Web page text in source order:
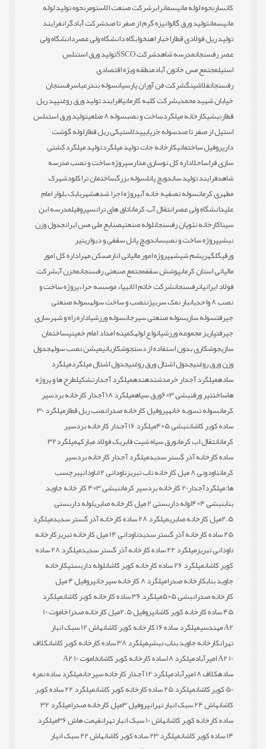
کانسارنحوه لوله مانیسمانرابرشرکت صنعت الاستومرنحوه تولید لوله
مانیسمانتولید ورق گالوانیزه گرم از صفر تا صدشرکت آبادگرانفرایند
تولید ریل فولادی قطاراخبار اهنخوابگاه دانشگاه ولی عصردانشگاه ولی
عصر رفسنجانمدرسه شاهدشرکت SSCO
تولید ورق استنلس
استیلمجتمع مس خاتون آبادمنطقه ویژه اقتصادی
رفسنجانفلاشینگشرکت فن آوران پارسیانسوله بندرعباسرفسنجان
خیابان شهید محمدیشرکت کلبه کارمانیافرایند تولید ورق روغنیپد ریل
قطارنبشیکارخانه میلگردساخت و نصبسوله 8 ضلعی
تولید ورق استنلس
استیل از صفر تا صدسوله خرپاییپدلاستیکی ریل قطارلوله گوشت
دارپروفیل ساختمانیکارخانه جات تولید میلگردتولید میلگردکشتی
سازی فراساحلاداره کل نوسازی مدارسپروژه ساخت و نصب مدرسه
شاهدفرایند تولید ساندویچ پانلسوله بزرگساختمان تراکلودشهرک
مطهری کرمانسوله تصفیه خانه آبپروژه اجرا شدهشهربابک بلوار امام
علیدانشگاه ولی عصرانتقال آب کرماناتاق های ترانسپروفیلمدرسه ابن
سیناکارخانه نئوپان رفسنجانلوله صنعتیصنایع ملی مس ایرانجدول وزن
نبشیپروژه ساخت و نصبساندویچ پانل سقفی و دیواریتیر
ورقیگلگهرپشم شیشهپروژه امور مالیاتی انارمسکن مهراداره کل امور
مالیاتی استان کرمانپوشش سقفمجتمع صنعتی رفسنجانمخزن آبشرکت
فولاد ایرانیانرفسنجانشرکت خاتم الانبیاء موسسه حراءپروژه ساخت و
نصب 8 واحدی
انبار نمک سربیژننصب و ساخت سولهسوله صنعتی
جیرفتسوله سازیسوله صنعتی سیرجانسوله ورزشیاداره راه و شهرسازی
جیرفتپاریز مجموعه ورزشیانواع لولهکمیته امداد امام خمینیساختمان
سازیجوشکاری بدون استفاده از دستجوشکاریانیمیشن نصب سولهجدول
وزن ورق روغنیجدول اشتال ورق روغنیجدول اشتال میلگردمیلگرد
سادهمیلگرد آجدار خرمدشتدهندهمیلگرد آجدارتشکیلطرح ها و پروژه
هاساختتیر ورقنبشی 3×6 ورق سیاه
میلگرد 18 آجدار کارخانه بردسیر
کرمانسوله تسویه خانهپروفیل کارخانه صدرانصب ریل قطار
میلگرد 30
ساده کویر کاشاننبشی 5×4
میلگرد 16 آجدار کارخانه بردسیر
کرمانانتقال اب کرمانورق سیاه شیت فابریک فولاد مبارکه
میلگرد32
ساده کارخانه آذر گستر سدیدمیلگرد آجدار کارخانه بردسیر
کرمانناودونی 8 میل کارخانه ناب تبریز ناودانی 12 ناودانیبرچسب
ها:میلگردآجدار20 کارخانه بردسیر کرمان
نبشی 3×4 کار خانه جاوید
بنابنبشی 4×4 لوله داربستی 2 میل کارخانه صابری
لوله داربستی
2.5میل کارخانه صابری
میلگرد 28 ساده کارخانه آذر گستر سدید
میلگرد
25 ساده کارخانه آذر گستر سدید
ناودانی 14 میل کارخانه تبریز
کارخانه
ناودانی تبریزمیلگرد 22 ساده کارخانه آذر گستر سدید
میلگرد 28 ساده
کویر کاشانمیلگرد 26 ساده کارخانه کویر کاشان لوله داربستیکارخانه
جاوید بنابکارخانه صدرامیلگرد 8 کارخانه سیرجان
پروفیل 4 میل
کارخانه صدرانبشی 5×5 میلگرد 36 ساده کارخانه کویر کاشان
میلگرد
45 ساده کارخانه کویر کاشان
پروفیل 2.5میل کارخانه صدرا
خاموت 10
A2 مهندسی
میلگرد ساده 16 کارخانه کویر کاشان
هاش 12 سبک انبار
تهرانکارخانه جاوید بناب نبشیمیلگرد 38 ساده کارخانه کویر کاشان
کلاف
10 A2 امیرآباد
میلگرد 18ساده کارخانه کویر کاشان
خاموت 10 A2
سادهکلاف 8 امیرآباد میلگرد 12 آجدار کارخانه سیرجان
میلگرد ساده نمره
50 کویر کاشان
میلگرد 25 ساده کارخانه کویر کاشان
میلگرد 22 ساده کویر
کاشانهاش 24 سبک انبار تهران پروفیل 3میل کارخانه صدرا
میلگرد 32
ساده کارخانه کویر کاشانهاش 10 سبک انبار تهران قیمت هاش 36
میلگرد
14 ساده کویر کاشان
میلگرد 23 ساده کویر کاشان
هاش 22 سبک انبار